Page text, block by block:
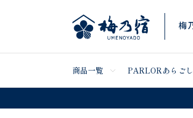
商品一覧 PARLORあらごし